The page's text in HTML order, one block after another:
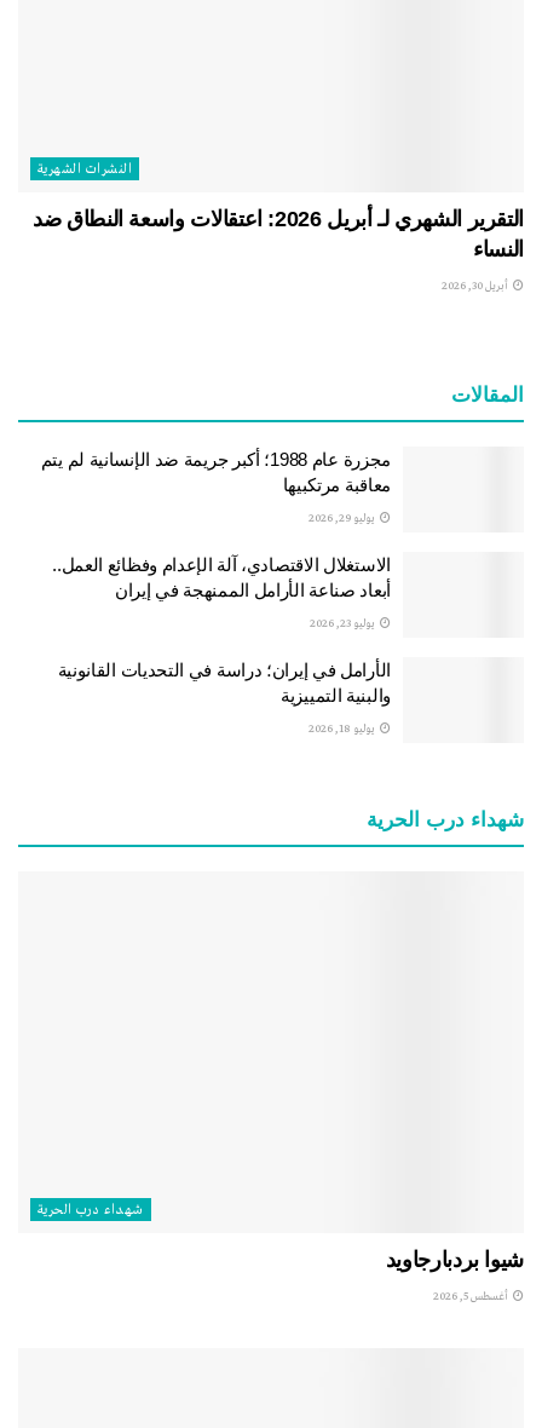
النشرات الشهریة
التقرير الشهري لـ أبريل 2026: اعتقالات واسعة النطاق ضد
النساء
أبريل 30, 2026
المقالات
مجزرة عام 1988؛ أكبر جريمة ضد الإنسانية لم يتم
معاقبة مرتكبيها
يوليو 29, 2026
الاستغلال الاقتصادي، آلة الإعدام وفظائع العمل..
أبعاد صناعة الأرامل الممنهجة في إيران
يوليو 23, 2026
الأرامل في إيران؛ دراسة في التحديات القانونية
والبنية التمييزية
يوليو 18, 2026
شهداء درب الحرية
شهداء درب الحرية
شيوا بردبارجاويد
أغسطس 5, 2026